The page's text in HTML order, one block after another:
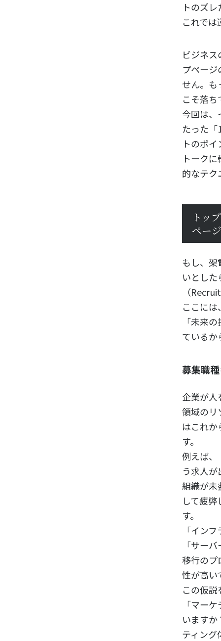
トのズ
これでは
ビジネ
プペー
せん。も
こそ落ち
今回は、
たった
トのポ
トーク
的なテク
トッ
ペー
もし、架
いとし
（
ここに
「未来
ているか
募集職
企業が人
領域のリ
はこれ
す。
例えば、
う求人
組織が未
して疲
す。
「イン
「サー
移行のプ
性が高い
この仮
「マー
います
ティング